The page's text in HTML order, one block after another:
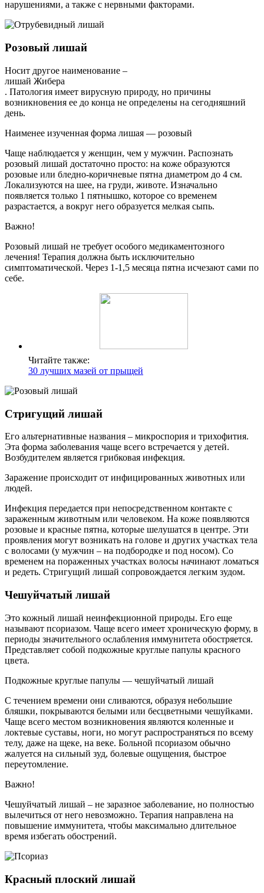
нарушениями, а также с нервными факторами.
Розовый лишай
Носит другое наименование –
лишай Жибера
. Патология имеет вирусную природу, но причины
возникновения ее до конца не определены на сегодняшний
день.
Наименее изученная форма лишая — розовый
Чаще наблюдается у женщин, чем у мужчин. Распознать
розовый лишай достаточно просто: на коже образуются
розовые или бледно-коричневые пятна диаметром до 4 см.
Локализуются на шее, на груди, животе. Изначально
появляется только 1 пятнышко, которое со временем
разрастается, а вокруг него образуется мелкая сыпь.
Важно!
Розовый лишай не требует особого медикаментозного
лечения! Терапия должна быть исключительно
симптоматической. Через 1-1,5 месяца пятна исчезают сами по
себе.
Читайте также:
30 лучших мазей от прыщей
Стригущий лишай
Его альтернативные названия – микроспория и трихофития.
Эта форма заболевания чаще всего встречается у детей.
Возбудителем является грибковая инфекция.
Заражение происходит от инфицированных животных или
людей.
Инфекция передается при непосредственном контакте с
зараженным животным или человеком. На коже появляются
розовые и красные пятна, которые шелушатся в центре. Эти
проявления могут возникать на голове и других участках тела
с волосами (у мужчин – на подбородке и под носом). Со
временем на пораженных участках волосы начинают ломаться
и редеть. Стригущий лишай сопровождается легким зудом.
Чешуйчатый лишай
Это кожный лишай неинфекционной природы. Его еще
называют псориазом. Чаще всего имеет хроническую форму, в
периоды значительного ослабления иммунитета обостряется.
Представляет собой подкожные круглые папулы красного
цвета.
Подкожные круглые папулы — чешуйчатый лишай
С течением времени они сливаются, образуя небольшие
бляшки, покрываются белыми или бесцветными чешуйками.
Чаще всего местом возникновения являются коленные и
локтевые суставы, ноги, но могут распространяться по всему
телу, даже на щеке, на веке. Больной псориазом обычно
жалуется на сильный зуд, болевые ощущения, быстрое
переутомление.
Важно!
Чешуйчатый лишай – не заразное заболевание, но полностью
вылечиться от него невозможно. Терапия направлена на
повышение иммунитета, чтобы максимально длительное
время избегать обострений.
Красный плоский лишай